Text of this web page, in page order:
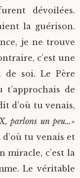
dévoilées.
la guérison.
je ne trouve
c’est une
soi. Le Père
de
d’où tu venais,
parlons un peu…»
tu venais et
miracle, c’est la
Le véritable